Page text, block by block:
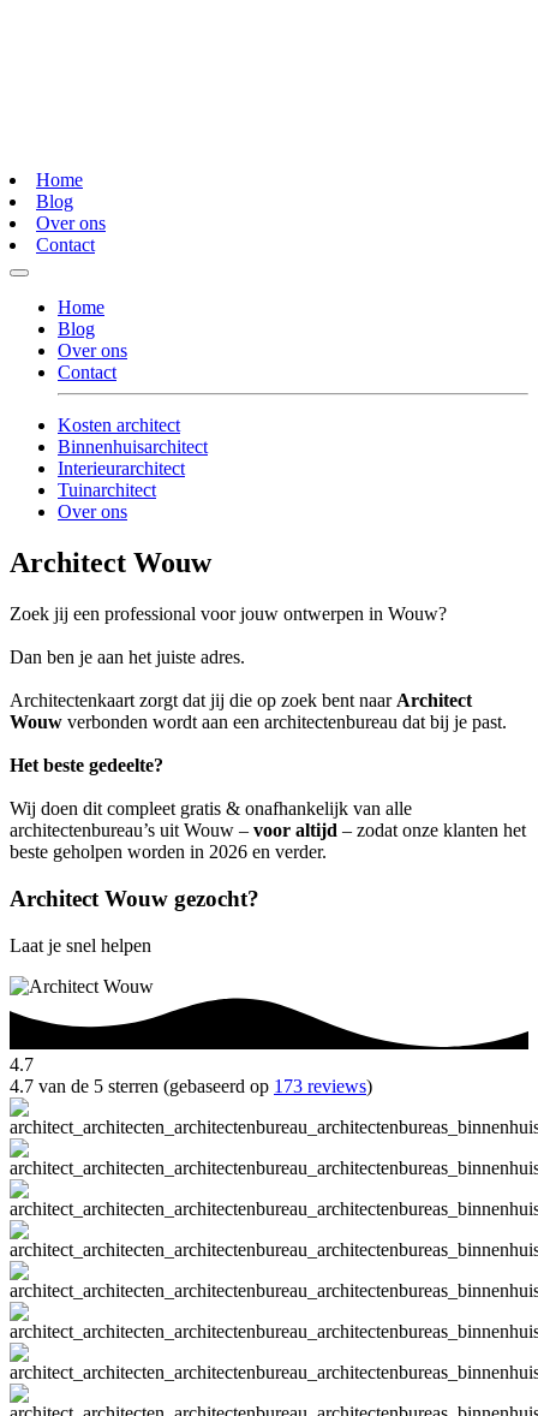
Home
Blog
Over ons
Contact
Home
Blog
Over ons
Contact
Kosten architect
Binnenhuisarchitect
Interieurarchitect
Tuinarchitect
Over ons
Architect Wouw
Zoek jij een professional voor jouw ontwerpen in Wouw?
Dan ben je aan het juiste adres.
Architectenkaart zorgt dat jij die op zoek bent naar Architect
Wouw verbonden wordt aan een architectenbureau dat bij je past.
Het beste gedeelte?
Wij doen dit compleet gratis & onafhankelijk van alle
architectenbureau’s uit Wouw – voor altijd – zodat onze klanten het
beste geholpen worden in 2026 en verder.
Architect Wouw gezocht?
Laat je snel helpen
4.7
4.7 van de 5 sterren (gebaseerd op 173 reviews)